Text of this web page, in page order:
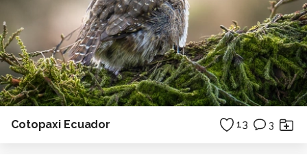
Cotopaxi Ecuador 13 3